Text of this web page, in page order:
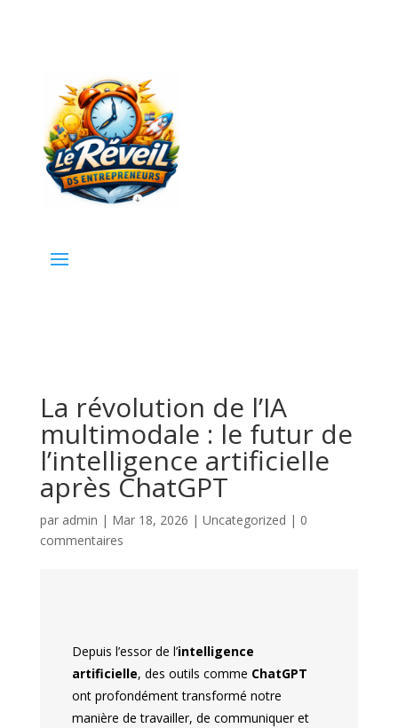
La révolution de l’IA
multimodale : le futur de
l’intelligence artificielle
après ChatGPT
par admin | Mar 18, 2026 | Uncategorized | 0
commentaires
Depuis l’essor de l’intelligence
artificielle, des outils comme ChatGPT
ont profondément transformé notre
manière de travailler, de communiquer et